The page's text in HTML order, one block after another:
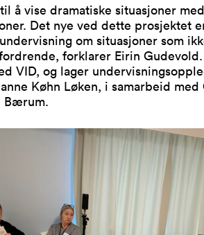
å vise dramatiske situasjoner
Det nye ved dette prosjektet
om situasjoner som
forklarer Eirin
VID, og lager
Køhn Løken, i samarbeid
Bærum.